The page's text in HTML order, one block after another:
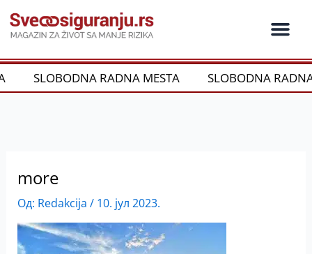
на
садржај
SLOBODNA RADNA MESTA SLOBODNA
more
Од: Redakcija / 10. јул 2023.